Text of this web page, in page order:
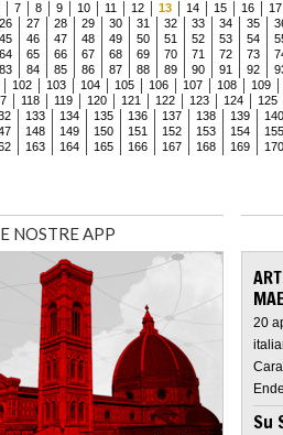
7 8 9 10 11 12 13 14 15 16 17
26 27 28 29 30 31 32 33 34 35
45 46 47 48 49 50 51 52 53 54
64 65 66 67 68 69 70 71 72 73
83 84 85 86 87 88 89 90 91 92
102 103 104 105 106 107 108 109
118 119 120 121 122 123 124 125
133 134 135 136 137 138 139 140
148 149 150 151 152 153 154 155
163 164 165 166 167 168 169 170
NOSTRE APP
20
Su